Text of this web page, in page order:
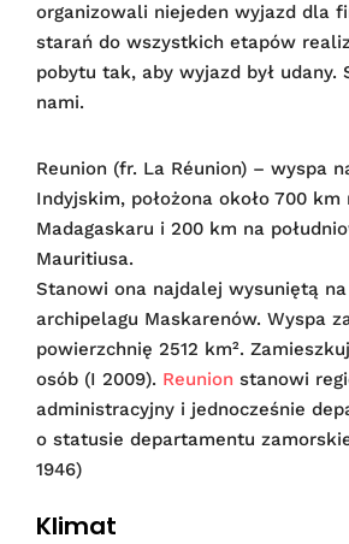
organizowali niejeden wyjazd dla
starań do wszystkich etapów
pobytu tak, aby wyjazd był udany.
nami.
Reunion (fr. La Réunion) – wyspa
Indyjskim, położona około 700
Madagaskaru i 200 km na
Mauritiusa.
Stanowi ona najdalej wysuniętą
archipelagu Maskarenów. Wyspa
powierzchnię 2512 km².
osób (I 2009). Reunion stanowi
administracyjny i jednocześnie
o statusie departamentu
1946)
Klimat